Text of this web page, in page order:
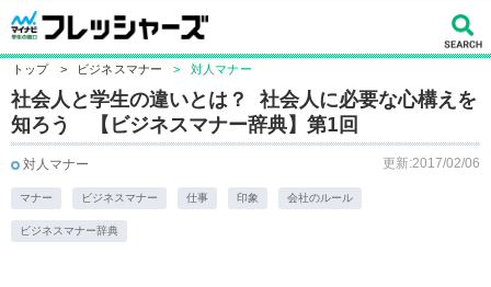
トップ > ビジネスマナー > 対人マナー
社会人と学生の違いとは？ 社会人に必要な心構えを
知ろう 【ビジネスマナー辞典】第1回
対人マナー 更新:2017/02/06
マナー ビジネスマナー 仕事 印象 会社のルール
ビジネスマナー辞典